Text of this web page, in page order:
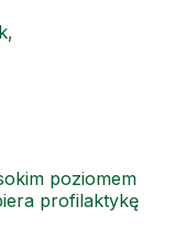
poziomem
profilaktykę